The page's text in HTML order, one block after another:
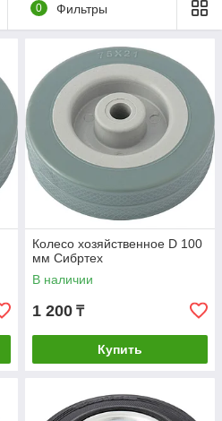
0 Фильтры
Колесо хозяйственное D 100
мм Сибртех
В наличии
1 200 ₸
Купить